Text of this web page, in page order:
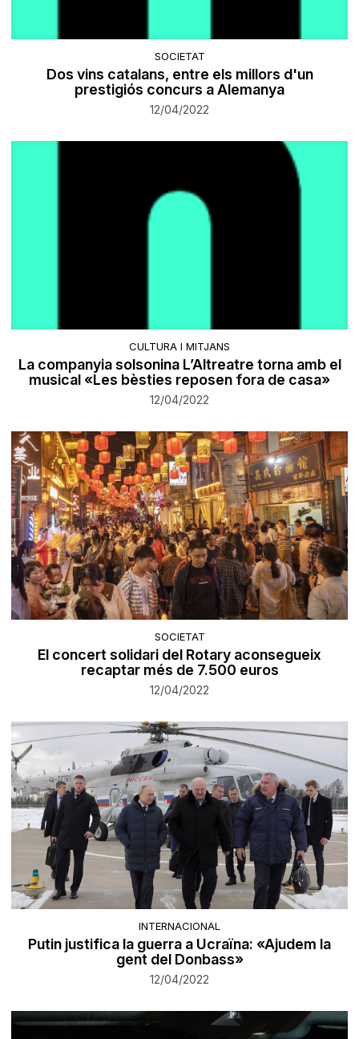
SOCIETAT
Dos vins catalans, entre els millors d'un
prestigiós concurs a Alemanya
12/04/2022
CULTURA I MITJANS
La companyia solsonina L’Altreatre torna amb el
musical «Les bèsties reposen fora de casa»
12/04/2022
SOCIETAT
El concert solidari del Rotary aconsegueix
recaptar més de 7.500 euros
12/04/2022
INTERNACIONAL
Putin justifica la guerra a Ucraïna: «Ajudem la
gent del Donbass»
12/04/2022